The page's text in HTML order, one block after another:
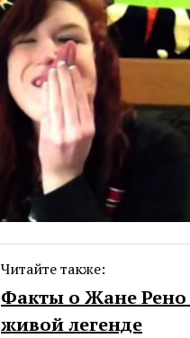
Читайте также:
Факты о Жане
живой легенде